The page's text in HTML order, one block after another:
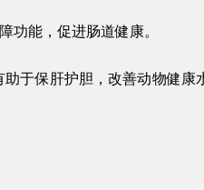
功能，促进肠道健康。
于保肝护胆，改善动物健康